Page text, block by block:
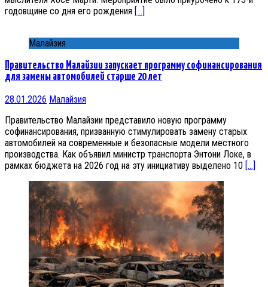
годовщине со дня его рождения […]
Малайзия
Правительство Малайзии запускает программу софинансирования
для замены автомобилей старше 20 лет
28.01.2026 Малайзия
Правительство Малайзии представило новую программу
софинансирования, призванную стимулировать замену старых
автомобилей на современные и безопасные модели местного
производства. Как объявил министр транспорта Энтони Локе, в
рамках бюджета на 2026 год на эту инициативу выделено 10 […]